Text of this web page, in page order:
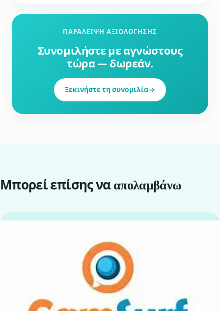
ΠΑΡΆΛΕΙΨΗ ΑΞΙΟΛΌΓΗΣΗΣ
Συνομιλήστε με αγνώστους
τώρα — δωρεάν.
Ξεκινήστε τη συνομιλία
Μπορεί επίσης νααπολαμβάνω